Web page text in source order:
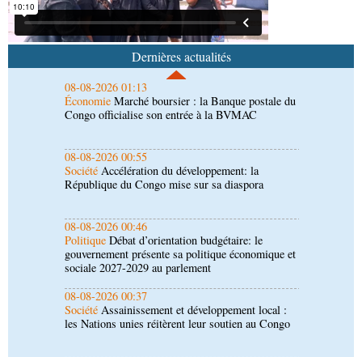
Dernières actualités
08-08-2026 01:13
Marché boursier : la Banque postale du
Congo officialise son entrée à la BVMAC
08-08-2026 00:55
SociétéAccélération du développement: la
République du Congo mise sur sa diaspora
08-08-2026 00:46
PolitiqueDébat d’orientation budgétaire: le
gouvernement présente sa politique économique et
08-08-2026 00:37
SociétéAssainissement et développement local :
les Nations unies réitèrent leur soutien au Congo
07-08-2026 11:03
SportFootball, le week-end des Diables rouges et
des Congolais de la diaspora en Coupes d'Europe